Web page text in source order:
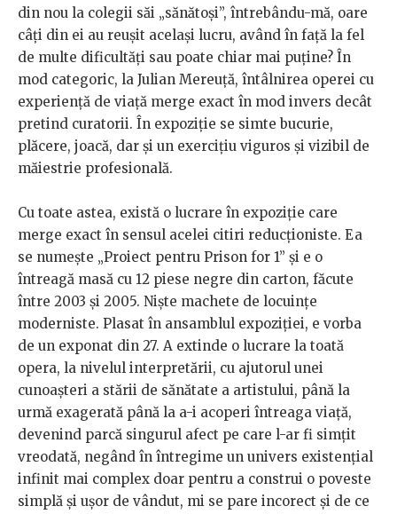
din nou la colegii săi „sănătoși”, întrebându-mă, oare
câți din ei au reușit același lucru, având în față la fel
de multe dificultăți sau poate chiar mai puține? În
mod categoric, la Julian Mereuță, întâlnirea operei cu
experiență de viață merge exact în mod invers decât
pretind curatorii. În expoziție se simte bucurie,
plăcere, joacă, dar și un exercițiu viguros și vizibil de
măiestrie profesională.
Cu toate astea, există o lucrare în expoziție care
merge exact în sensul acelei citiri reducționiste. Ea
se numește „Proiect pentru Prison for 1” și e o
întreagă masă cu 12 piese negre din carton, făcute
între 2003 și 2005. Niște machete de locuințe
moderniste. Plasat în ansamblul expoziției, e vorba
de un exponat din 27. A extinde o lucrare la toată
opera, la nivelul interpretării, cu ajutorul unei
cunoașteri a stării de sănătate a artistului, până la
urmă exagerată până la a-i acoperi întreaga viață,
devenind parcă singurul afect pe care l-ar fi simțit
vreodată, negând în întregime un univers existențial
infinit mai complex doar pentru a construi o poveste
simplă și ușor de vândut, mi se pare incorect și de ce